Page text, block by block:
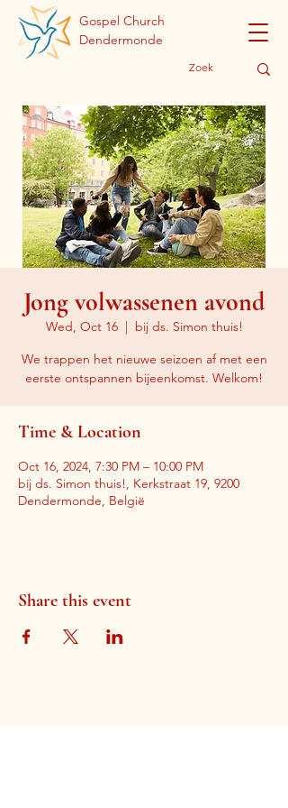
Gospel Church
Dendermonde
Jong volwassenen avond
Wed, Oct 16
  |
bij ds. Simon thuis!
We trappen het nieuwe seizoen af met een
eerste ontspannen bijeenkomst. Welkom!
Time & Location
Oct 16, 2024, 7:30 PM – 10:00 PM
bij ds. Simon thuis!, Kerkstraat 19, 9200
Dendermonde, België
Share this event